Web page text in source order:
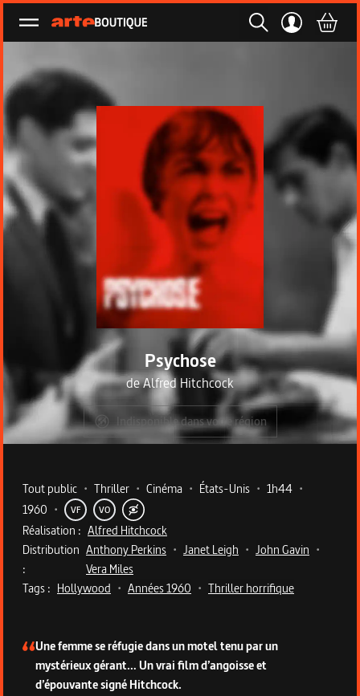
Ouvrir le menu
Psychose
deAlfred Hitchcock
Indisponible dans votre région
Metadata du programme
Tout public • Thriller • Cinéma • États-Unis • 1h44 •
1960 • VF VO
Réalisation : Alfred Hitchcock
Distribution
:
Anthony Perkins • Janet Leigh • John Gavin •
Vera Miles
Tags : Hollywood • Années 1960 • Thriller horrifique
Une femme se réfugie dans un motel tenu par un
mystérieux gérant… Un vrai film d’angoisse et
d’épouvante signé Hitchcock.